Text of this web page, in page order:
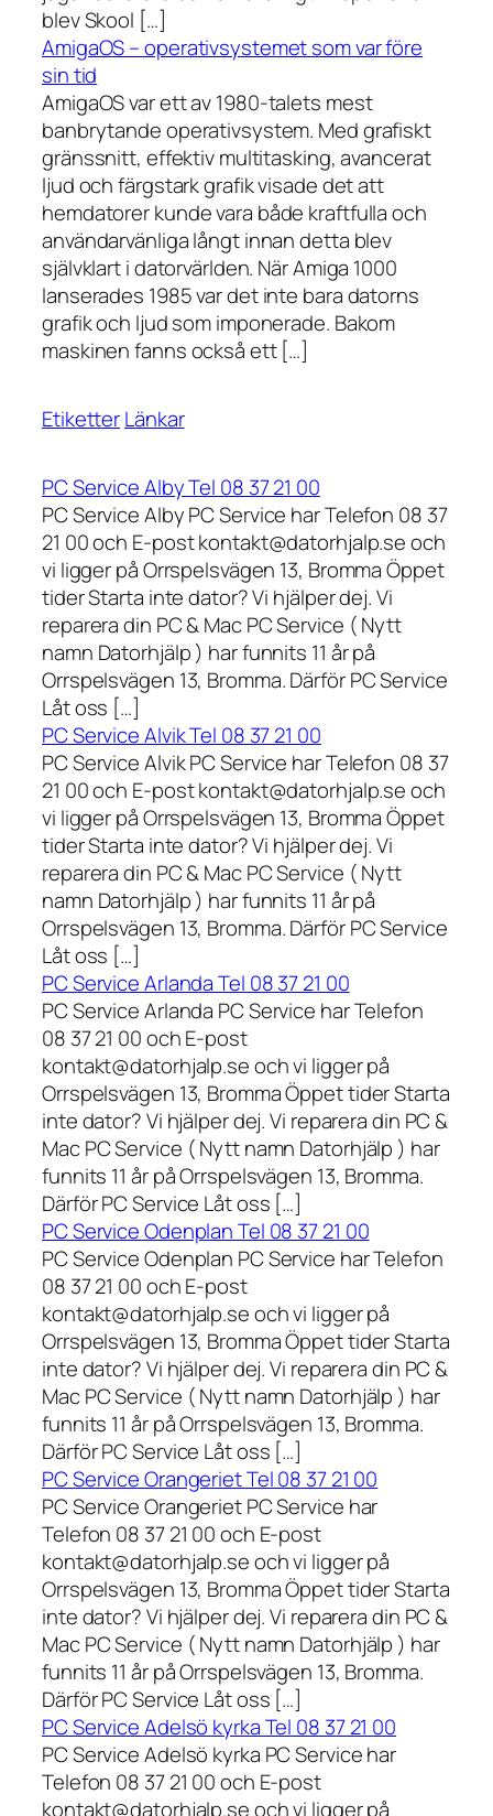
blev Skool […]
AmigaOS – operativsystemet som var före
sin tid
AmigaOS var ett av 1980-talets mest
banbrytande operativsystem. Med grafiskt
gränssnitt, effektiv multitasking, avancerat
ljud och färgstark grafik visade det att
hemdatorer kunde vara både kraftfulla och
användarvänliga långt innan detta blev
självklart i datorvärlden. När Amiga 1000
lanserades 1985 var det inte bara datorns
grafik och ljud som imponerade. Bakom
maskinen fanns också ett […]
EtiketterLänkar
PC Service Alby Tel 08 37 21 00
PC Service Alby PC Service har Telefon 08 37
21 00 och E-post kontakt@datorhjalp.se och
vi ligger på Orrspelsvägen 13, Bromma Öppet
tider Starta inte dator? Vi hjälper dej. Vi
reparera din PC & Mac PC Service ( Nytt
namn Datorhjälp ) har funnits 11 år på
Orrspelsvägen 13, Bromma. Därför PC Service
Låt oss […]
PC Service Alvik Tel 08 37 21 00
PC Service Alvik PC Service har Telefon 08 37
21 00 och E-post kontakt@datorhjalp.se och
vi ligger på Orrspelsvägen 13, Bromma Öppet
tider Starta inte dator? Vi hjälper dej. Vi
reparera din PC & Mac PC Service ( Nytt
namn Datorhjälp ) har funnits 11 år på
Orrspelsvägen 13, Bromma. Därför PC Service
Låt oss […]
PC Service Arlanda Tel 08 37 21 00
PC Service Arlanda PC Service har Telefon
08 37 21 00 och E-post
kontakt@datorhjalp.se och vi ligger på
Orrspelsvägen 13, Bromma Öppet tider Starta
inte dator? Vi hjälper dej. Vi reparera din PC &
Mac PC Service ( Nytt namn Datorhjälp ) har
funnits 11 år på Orrspelsvägen 13, Bromma.
Därför PC Service Låt oss […]
PC Service Odenplan Tel 08 37 21 00
PC Service Odenplan PC Service har Telefon
08 37 21 00 och E-post
kontakt@datorhjalp.se och vi ligger på
Orrspelsvägen 13, Bromma Öppet tider Starta
inte dator? Vi hjälper dej. Vi reparera din PC &
Mac PC Service ( Nytt namn Datorhjälp ) har
funnits 11 år på Orrspelsvägen 13, Bromma.
Därför PC Service Låt oss […]
PC Service Orangeriet Tel 08 37 21 00
PC Service Orangeriet PC Service har
Telefon 08 37 21 00 och E-post
kontakt@datorhjalp.se och vi ligger på
Orrspelsvägen 13, Bromma Öppet tider Starta
inte dator? Vi hjälper dej. Vi reparera din PC &
Mac PC Service ( Nytt namn Datorhjälp ) har
funnits 11 år på Orrspelsvägen 13, Bromma.
Därför PC Service Låt oss […]
PC Service Adelsö kyrka Tel 08 37 21 00
PC Service Adelsö kyrka PC Service har
Telefon 08 37 21 00 och E-post
kontakt@datorhjalp.se och vi ligger på